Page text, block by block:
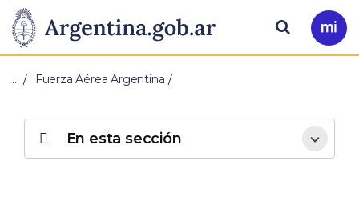
Presidencia
de
Nación
Pasar al contenido principal
Ir
a
Buscar
… Fuerza Aérea Argentina
En esta sección